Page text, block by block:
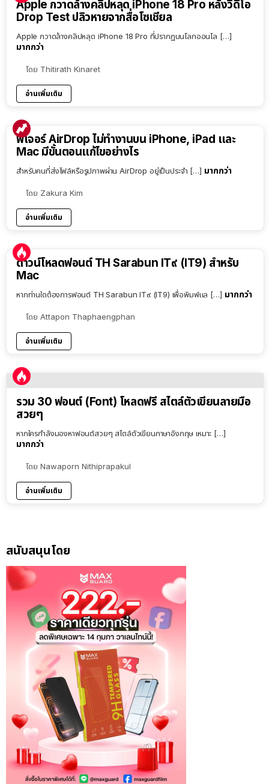
Apple กวาดล้างคลิปหลุด iPhone 18 Pro หลังวิดีโอ
Drop Test ปลิวหายจากสื่อโซเชียล
Apple กวาดล้างคลิปหลุด iPhone 18 Pro ที่ปรากฏบนโลกออนไล […]
มากกว่า
โดย Thitirath Kinaret
อ่านเพิ่มเติม
ฟีเจอร์ AirDrop ไม่ทำงานบน iPhone, iPad และ
Mac มีขั้นตอนแก้ไขอย่างไร
สำหรับคนที่ส่งไฟล์หรือรูปภาพผ่าน AirDrop อยู่เป็นประจำ […] มากกว่า
โดย Zakura Kim
อ่านเพิ่มเติม
ดาวน์โหลดฟอนต์ TH Sarabun IT๙ (IT9) สำหรับ
Mac
หากท่านใดต้องการฟอนต์ TH Sarabun IT๙ (IT9) เพื่อพิมพ์แล […] มากกว่า
โดย Attapon Thaphaengphan
อ่านเพิ่มเติม
รวม 30 ฟอนต์ (Font) โหลดฟรี สไตล์ตัวเขียนลายมือ
สวยๆ
หากใครกำลังมองหาฟอนต์สวยๆ สไตล์ตัวเขียนภาษาอังกฤษ เหมาะ […]
มากกว่า
โดย Nawaporn Nithiprapakul
อ่านเพิ่มเติม
สนับสนุนโดย